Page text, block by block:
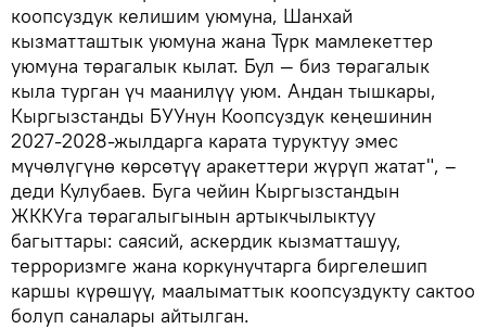
коопсуздук келишим уюмуна, Шанхай
кызматташтык уюмуна жана Түрк мамлекеттер
уюмуна төрагалык кылат. Бул — биз төрагалык
кыла турган үч маанилүү уюм. Андан тышкары,
Кыргызстанды БУУнун Коопсуздук кеңешинин
2027-2028-жылдарга карата туруктуу эмес
мүчөлүгүнө көрсөтүү аракеттери жүрүп жатат", –
деди Кулубаев. Буга чейин Кыргызстандын
ЖККУга төрагалыгынын артыкчылыктуу
багыттары: саясий, аскердик кызматташуу,
терроризмге жана коркунучтарга биргелешип
каршы күрөшүү, маалыматтык коопсуздукту сактоо
болуп саналары айтылган.